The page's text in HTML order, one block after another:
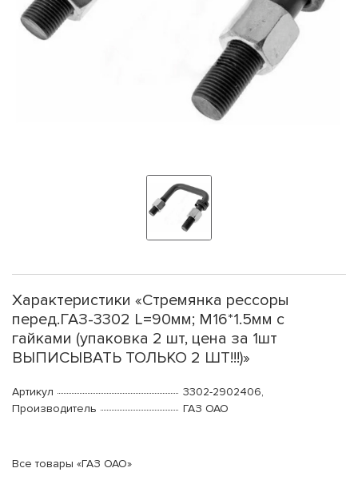
Характеристики «Стремянка рессоры
перед.ГАЗ-3302 L=90мм; М16*1.5мм с
гайками (упаковка 2 шт, цена за 1шт
ВЫПИСЫВАТЬ ТОЛЬКО 2 ШТ!!!)»
Артикул
3302-2902406,
Производитель
ГАЗ ОАО
Все товары «ГАЗ ОАО»